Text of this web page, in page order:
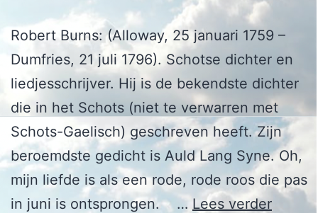
Robert Burns: (Alloway, 25 januari 1759 –
Dumfries, 21 juli 1796). Schotse dichter en
liedjesschrijver. Hij is de bekendste dichter
die in het Schots (niet te verwarren met
Schots-Gaelisch) geschreven heeft. Zijn
beroemdste gedicht is Auld Lang Syne. Oh,
mijn liefde is als een rode, rode roos die pas
in juni is ontsprongen. … Lees verderRobert